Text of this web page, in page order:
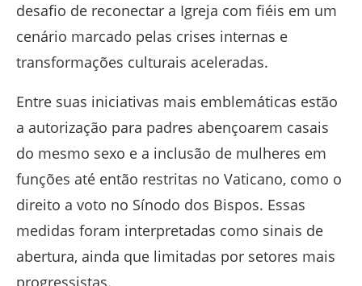
desafio de reconectar a Igreja com fiéis em um
cenário marcado pelas crises internas e
transformações culturais aceleradas.
Entre suas iniciativas mais emblemáticas estão
a autorização para padres abençoarem casais
do mesmo sexo e a inclusão de mulheres em
funções até então restritas no Vaticano, como o
direito a voto no Sínodo dos Bispos. Essas
medidas foram interpretadas como sinais de
abertura, ainda que limitadas por setores mais